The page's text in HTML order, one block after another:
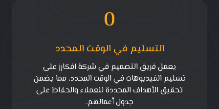
0
التسليم في الوقت المحدد
يعمل فريق التصميم في شركة افكارز على
تسليم الفيديوهات في الوقت المحدد، مما يضمن
تحقيق الأهداف المحددة للعملاء والحفاظ على
جدول أعمالهم.